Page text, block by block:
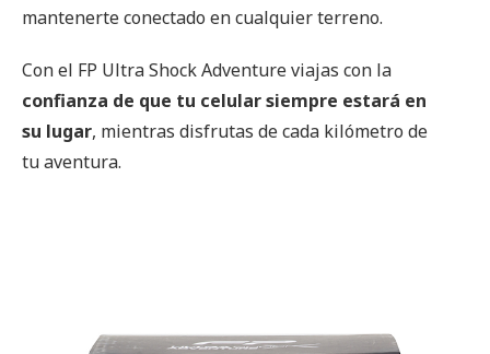
mantenerte conectado en cualquier terreno.
Con el FP Ultra Shock Adventure viajas con la
confianza de que tu celular siempre estará en
su lugar, mientras disfrutas de cada kilómetro de
tu aventura.